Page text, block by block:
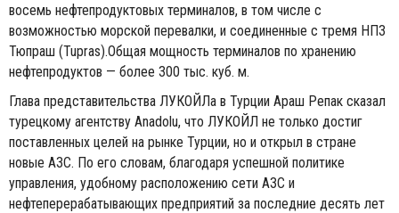
восемь нефтепродуктовых терминалов, в том числе с
возможностью морской перевалки, и соединенные с тремя НПЗ
Тюпраш (Tupras).Общая мощность терминалов по хранению
нефтепродуктов — более 300 тыс. куб. м.
Глава представительства ЛУКОЙЛа в Турции Араш Репак сказал
турецкому агентству Anadolu, что ЛУКОЙЛ не только достиг
поставленных целей на рынке Турции, но и открыл в стране
новые АЗС. По его словам, благодаря успешной политике
управления, удобному расположению сети АЗС и
нефтеперерабатывающих предприятий за последние десять лет